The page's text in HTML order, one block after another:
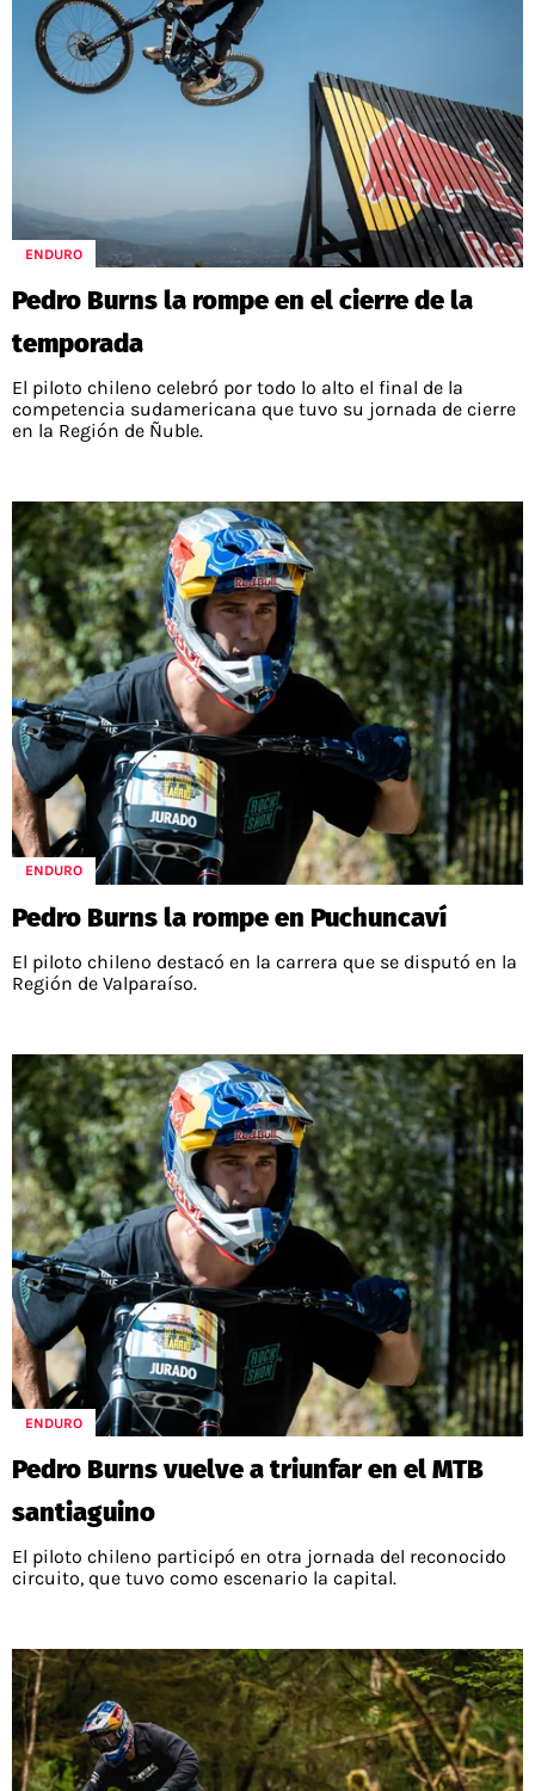
ENDURO
Pedro Burns la rompe en el cierre de la
temporada
El piloto chileno celebró por todo lo alto el final de la
competencia sudamericana que tuvo su jornada de cierre
en la Región de Ñuble.
ENDURO
Pedro Burns la rompe en Puchuncaví
El piloto chileno destacó en la carrera que se disputó en la
Región de Valparaíso.
ENDURO
Pedro Burns vuelve a triunfar en el MTB
santiaguino
El piloto chileno participó en otra jornada del reconocido
circuito, que tuvo como escenario la capital.